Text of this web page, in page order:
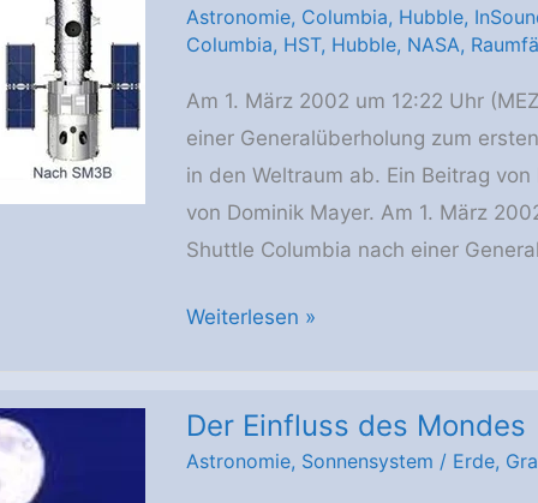
Astronomie, Columbia, Hubble,
Columbia, HST, Hubble, NASA,
Am 1. März 2002 um 12:22 Uhr
einer Generalüberholung zum
in den Weltraum ab. Ein Beitrag
von Dominik Mayer. Am 1. März
Shuttle Columbia nach einer
Service-
Weiterlesen »
Der Einfluss des Mondes
Astronomie, Sonnensystem / Erde,